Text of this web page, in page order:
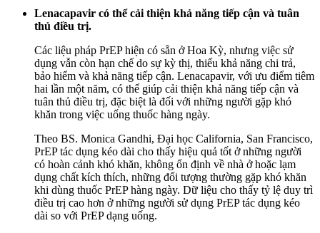
Lenacapavir có thể cải thiện khả năng tiếp cận và tuân
thủ điều trị.
Các liệu pháp PrEP hiện có sẵn ở Hoa Kỳ, nhưng việc sử
dụng vẫn còn hạn chế do sự kỳ thị, thiếu khả năng chi trả,
bảo hiểm và khả năng tiếp cận. Lenacapavir, với ưu điểm tiêm
hai lần một năm, có thể giúp cải thiện khả năng tiếp cận và
tuân thủ điều trị, đặc biệt là đối với những người gặp khó
khăn trong việc uống thuốc hàng ngày.
Theo BS. Monica Gandhi, Đại học California, San Francisco,
PrEP tác dụng kéo dài cho thấy hiệu quả tốt ở những người
có hoàn cảnh khó khăn, không ổn định về nhà ở hoặc lạm
dụng chất kích thích, những đối tượng thường gặp khó khăn
khi dùng thuốc PrEP hàng ngày. Dữ liệu cho thấy tỷ lệ duy trì
điều trị cao hơn ở những người sử dụng PrEP tác dụng kéo
dài so với PrEP dạng uống.